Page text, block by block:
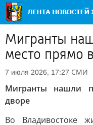
Мигранты
место прямо
7 июля 2026, 17:27 СМИ
Мигранты нашли
дворе
Во Владивостоке